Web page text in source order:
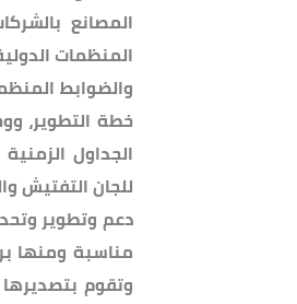
المصانع
المنظمات
والضوابط
خطة التطوير،
الجداول
للجان التفتيش
دعم وتطوير
مناسبة ومنها